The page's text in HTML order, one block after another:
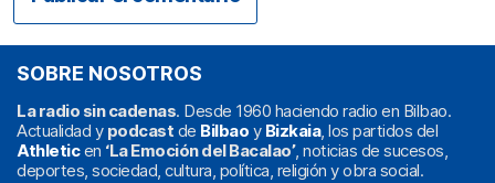
SOBRE NOSOTROS
La radio sin cadenas. Desde 1960 haciendo radio en Bilbao.
Actualidad y podcast de Bilbao y Bizkaia, los partidos del
Athleticen ‘La Emoción del Bacalao’, noticias de sucesos,
deportes, sociedad, cultura, política, religión y obra social.